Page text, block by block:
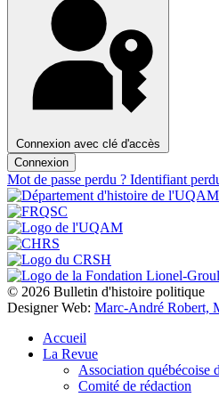
Connexion avec clé d'accès
Connexion
Mot de passe perdu ? Identifiant
© 2026 Bulletin d'histoire politique
Designer Web: Marc-André Robert,
Accueil
La Revue
Association québécoise
Comité de rédaction